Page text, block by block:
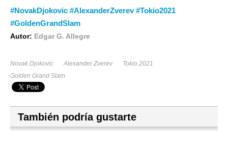
#NovakDjokovic #AlexanderZverev #Tokio2021
#GoldenGrandSlam
Autor: Edgar G. Allegre
Novak Djokovic Alexander Zverev
Tokio 2021
Golden Grand Slam
También podría gustarte